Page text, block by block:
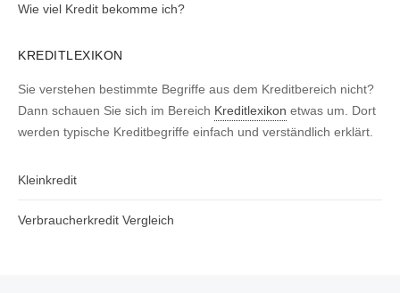
Wie viel Kredit bekomme ich?
KREDITLEXIKON
Sie verstehen bestimmte Begriffe aus dem Kreditbereich nicht?
Dann schauen Sie sich im Bereich Kreditlexikon etwas um. Dort
werden typische Kreditbegriffe einfach und verständlich erklärt.
Kleinkredit
Verbraucherkredit Vergleich